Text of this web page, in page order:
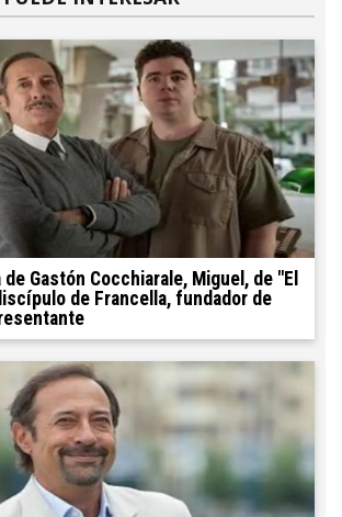
Gastón Cocchiarale, Miguel, de "El
de Francella, fundador de